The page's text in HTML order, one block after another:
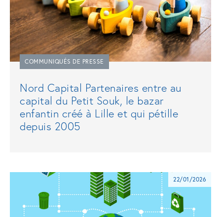
COMMUNIQUÉS DE PRESSE
Nord Capital Partenaires entre au
capital du Petit Souk, le bazar
enfantin créé à Lille et qui pétille
depuis 2005
22/01/2026